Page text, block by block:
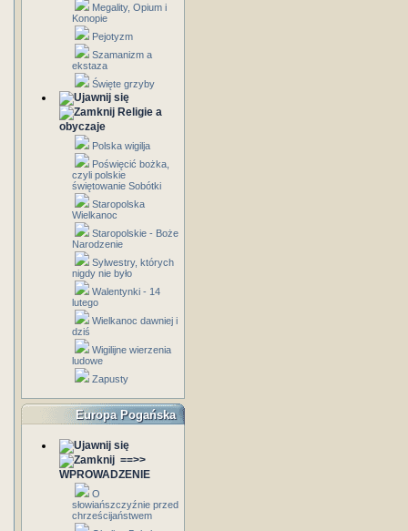
Megality, Opium i
Konopie
Pejotyzm
Szamanizm a
ekstaza
Święte grzyby
Religie a
obyczaje
Polska wigilja
Poświęcić bożka,
czyli polskie
świętowanie Sobótki
Staropolska
Wielkanoc
Staropolskie - Boże
Narodzenie
Sylwestry, których
nigdy nie było
Walentynki - 14
lutego
Wielkanoc dawniej i
dziś
Wigilijne wierzenia
ludowe
Zapusty
Europa Pogańska
==>>
WPROWADZENIE
O
słowiańszczyźnie przed
chrześcijaństwem